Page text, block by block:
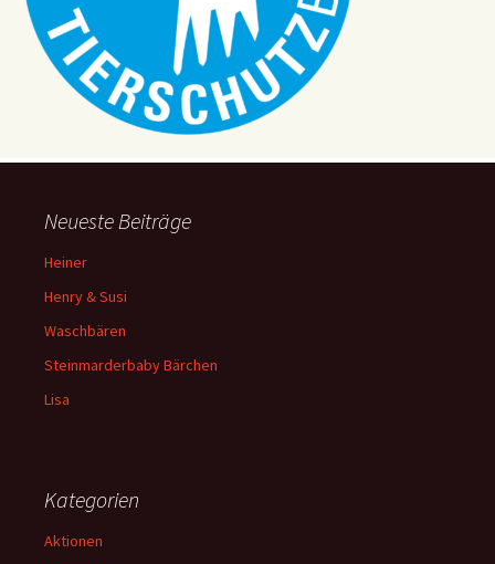
Neueste Beiträge
Heiner
Henry & Susi
Waschbären
Steinmarderbaby Bärchen
Lisa
Kategorien
Aktionen